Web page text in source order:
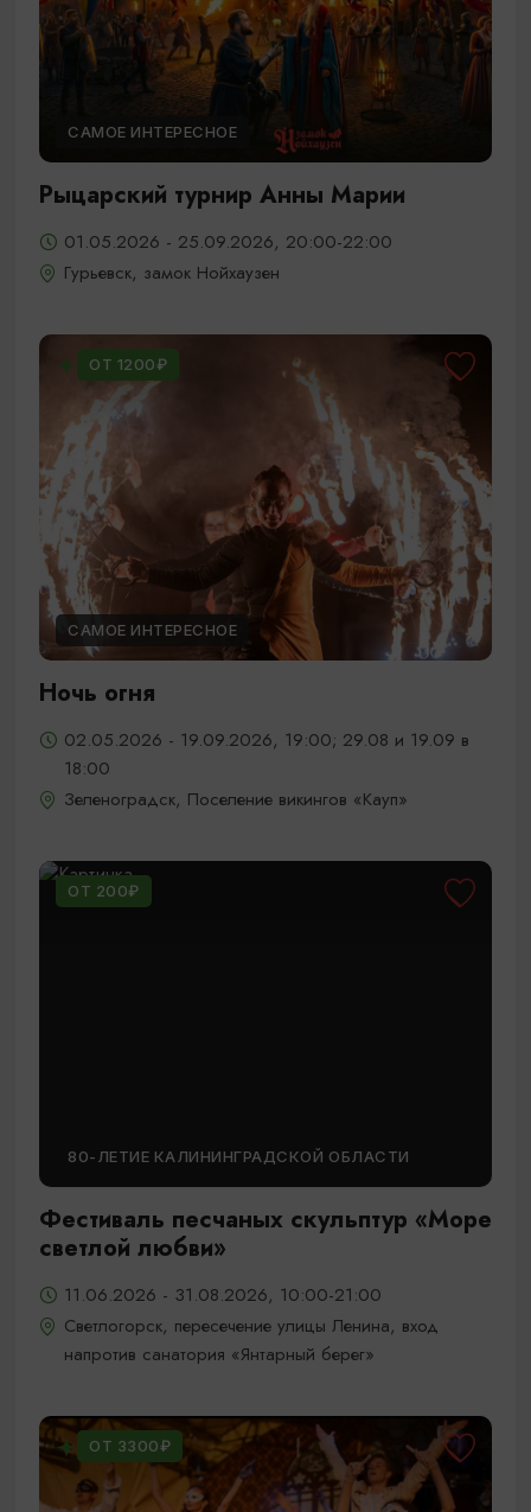
САМОЕ ИНТЕРЕСНОЕ
Рыцарский турнир Анны Марии
01.05.2026 - 25.09.2026, 20:00-22:00
Гурьевск, замок Нойхаузен
ОТ 1200₽
САМОЕ ИНТЕРЕСНОЕ
Ночь огня
02.05.2026 - 19.09.2026, 19:00; 29.08 и 19.09 в
18:00
Зеленоградск, Поселение викингов «Кауп»
ОТ 200₽
80-ЛЕТИЕ КАЛИНИНГРАДСКОЙ ОБЛАСТИ
Фестиваль песчаных скульптур «Море
светлой любви»
11.06.2026 - 31.08.2026, 10:00-21:00
Светлогорск, пересечение улицы Ленина, вход
напротив санатория «Янтарный берег»
ОТ 3300₽